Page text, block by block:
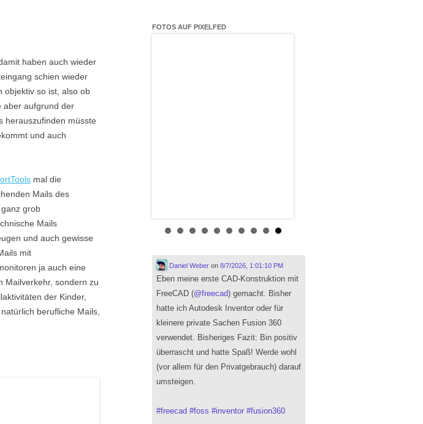
haben auch wieder
schien wieder
objektiv so ist, also ob
aber aufgrund der
herauszufinden müsste
und auch
mal die
Mails des
grob
Mails
und auch gewisse
mit
ja auch eine
Mailverkehr, sondern zu
der Kinder,
berufliche Mails,
FOTOS AUF PIXELFED
Daniel Weberon 8/7/2026, 1:01:10 PM
Eben meine erste CAD-Konstruktion mit
FreeCAD (@freecad) gemacht. Bisher
hatte ich Autodesk Inventor oder für
kleinere private Sachen Fusion 360
verwendet. Bisheriges Fazit: Bin positiv
überrascht und hatte Spaß! Werde wohl
(vor allem für den Privatgebrauch) darauf
umsteigen.
#freecad #foss #inventor #fusion360